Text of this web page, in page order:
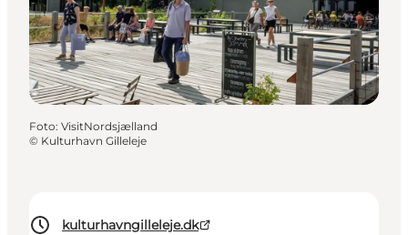
kulturhavngilleleje.dk
Foto: VisitNordsjælland
© Kulturhavn Gilleleje